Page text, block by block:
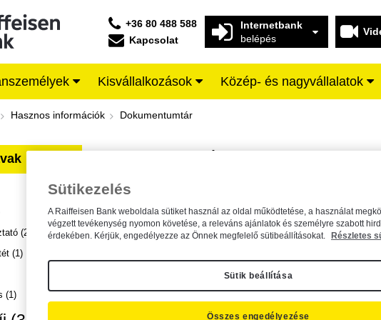
+36 80 488 588
Kapcsolat
Internetbank
belépés
Kisvállalkozások Közép- és nagyvállalatok
- Raiffeisen BANK
Hasznos információk Dokumentumtár
(2)
(1)
(1)
A dokumentum kereséséhez kérjük, írja be a keresőszót a
Sütikezelés
A Raiffeisen Bank weboldala sütiket használ az oldal működtetése, a használat
végzett tevékenység nyomon követése, a releváns ajánlatok és személyre szabott
érdekében. Kérjük, engedélyezze az Önnek megfelelő sütibeállításokat.
Részletes
Sütik beállítása
Összes engedélyezése